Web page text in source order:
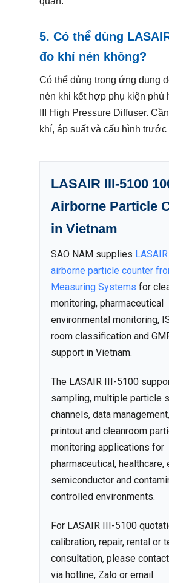
5. Có thể dùng
đo khí nén không?
Có thể dùng trong ứng dụng
nén khi kết hợp phụ kiện phù
III High Pressure Diffuser.
khí, áp suất và cấu hình
LASAIR III-5100
Airborne Particle
in Vietnam
SAO NAM supplies
airborne particle counter
Measuring Systems for
monitoring, pharmaceutical
environmental monitoring,
room classification and
support in Vietnam.
The LASAIR III-5100
sampling, multiple particle
channels, data
printout and cleanroom
monitoring applications for
pharmaceutical, healthcare,
semiconductor and
controlled environments.
For LASAIR III-5100
calibration, repair, rental or
consultation, please
via hotline, Zalo or email.